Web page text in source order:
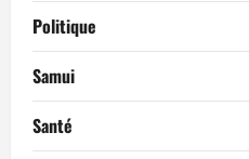
Politique
Samui
Santé